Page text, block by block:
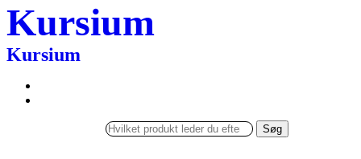
Kursium
Kursium
Søg